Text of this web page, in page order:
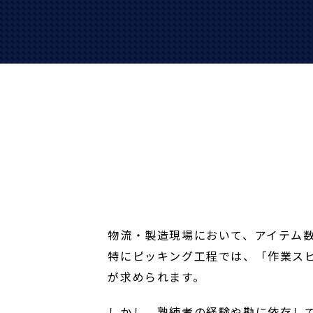
物流・製造現場において、アイテム
特にピッキング工程では、「作業ス
が求められます。